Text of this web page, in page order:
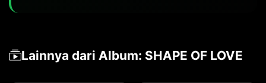
Lainnya dari Album: SHAPE OF LOVE